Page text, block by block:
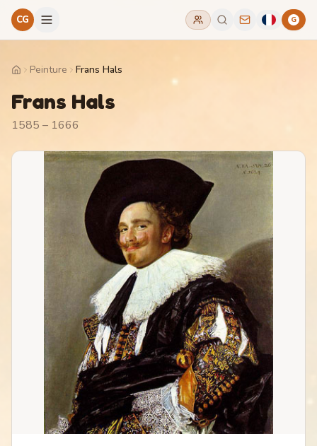
CG G
HomePeinture Frans Hals
Frans Hals
1585 – 1666